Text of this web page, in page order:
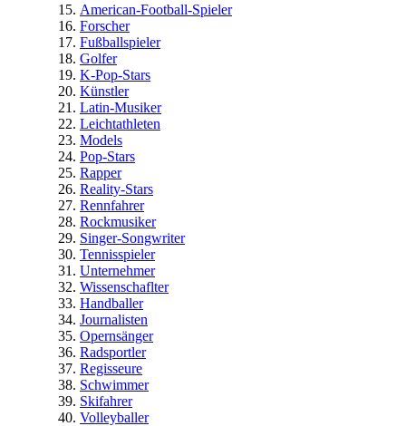
American-Football-Spieler
Forscher
Fußballspieler
Golfer
K-Pop-Stars
Künstler
Latin-Musiker
Leichtathleten
Models
Pop-Stars
Rapper
Reality-Stars
Rennfahrer
Rockmusiker
Singer-Songwriter
Tennisspieler
Unternehmer
Wissenschaflter
Handballer
Journalisten
Opernsänger
Radsportler
Regisseure
Schwimmer
Skifahrer
Volleyballer